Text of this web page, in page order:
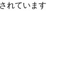
れています